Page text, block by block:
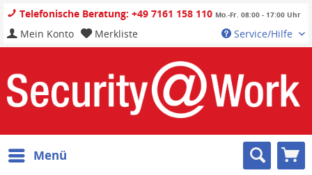
Telefonische Beratung: +49 7161 158 110 Mo.-Fr. 08:00 - 17:00 Uhr
Service/Hilfe
Mein Konto Merkliste
Menü